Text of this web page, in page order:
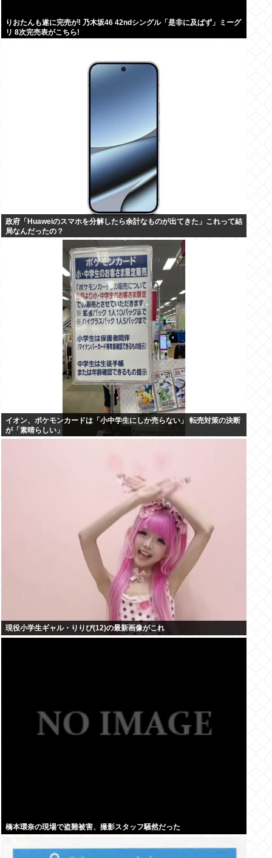
りおたんも遂に完売が! 乃木坂46 42ndシングル「是非に及ばず」ミーグ
リ 8次完売表がこちら!
政府「Huaweiのスマホを分解したら余計なものが出てきた」これって結
局なんだったの？
イオン、ポケモンカードは「小中学生にしか売らない」 転売対策の決断
が「素晴らしい」
現役小学生ギャル・りりぴ(12)の最新画像がこれ
橋本環奈の現場で盗難被害、撮影スタッフ騒然だった